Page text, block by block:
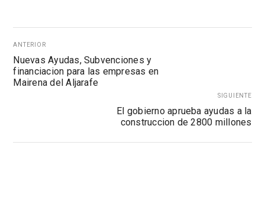
ANTERIOR
Nuevas Ayudas, Subvenciones y
financiacion para las empresas en
Mairena del Aljarafe
SIGUIENTE
El gobierno aprueba ayudas a la
construccion de 2800 millones